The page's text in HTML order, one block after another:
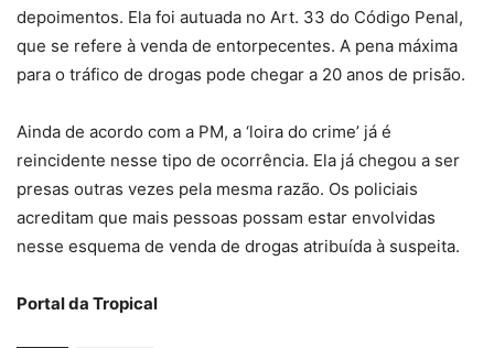
depoimentos. Ela foi autuada no Art. 33 do Código Penal,
que se refere à venda de entorpecentes. A pena máxima
para o tráfico de drogas pode chegar a 20 anos de prisão.
Ainda de acordo com a PM, a ‘loira do crime’ já é
reincidente nesse tipo de ocorrência. Ela já chegou a ser
presas outras vezes pela mesma razão. Os policiais
acreditam que mais pessoas possam estar envolvidas
nesse esquema de venda de drogas atribuída à suspeita.
Portal da Tropical